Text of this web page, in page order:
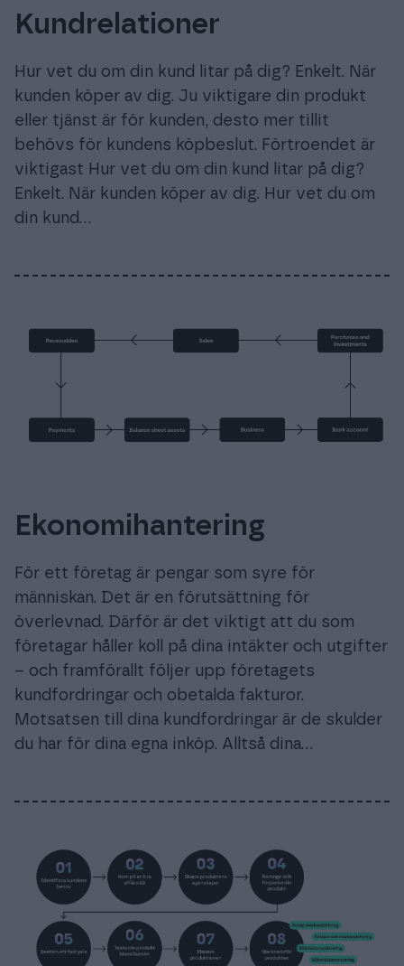
Kundrelationer
Hur vet du om din kund litar på dig? Enkelt. När
kunden köper av dig. Ju viktigare din produkt
eller tjänst är för kunden, desto mer tillit
behövs för kundens köpbeslut. Förtroendet är
viktigast Hur vet du om din kund litar på dig?
Enkelt. När kunden köper av dig. Hur vet du om
din kund…
Ekonomihantering
För ett företag är pengar som syre för
människan. Det är en förutsättning för
överlevnad. Därför är det viktigt att du som
företagar håller koll på dina intäkter och utgifter
– och framförallt följer upp företagets
kundfordringar och obetalda fakturor.
Motsatsen till dina kundfordringar är de skulder
du har för dina egna inköp. Alltså dina…